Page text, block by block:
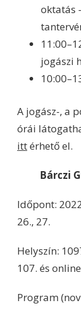
oktatás
jogászi
A jogász-, a
órái
ittérhető el.
Bárczi
Időpont:
26., 27.
Helyszín:
107. és online
Program